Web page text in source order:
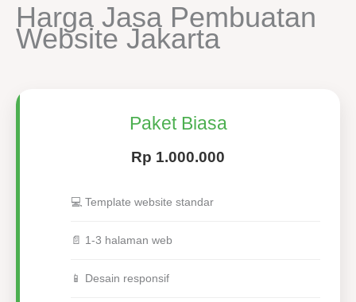
Harga Jasa Pembuatan
Website Jakarta
Paket Biasa
Rp 1.000.000
💻 Template website standar
📄 1-3 halaman web
📱 Desain responsif